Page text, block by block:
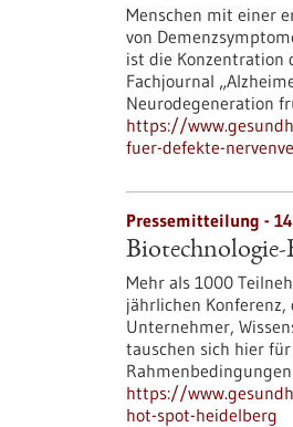
Menschen mit einer
von
ist die Konzentration
Fachjournal
Neurodegeneration
https://
fuer-defekte-
Pressemitteilung -
Biotechnologie-
Mehr als 1000
jährlichen
Unternehmer,
tauschen sich hier
https://
hot-spot-heidelberg